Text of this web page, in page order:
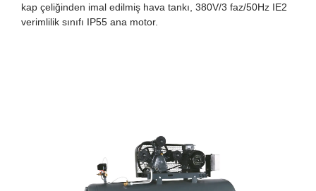
kap çeliğinden imal edilmiş hava tankı, 380V/3 faz/50Hz IE2
verimlilik sınıfı IP55 ana motor.